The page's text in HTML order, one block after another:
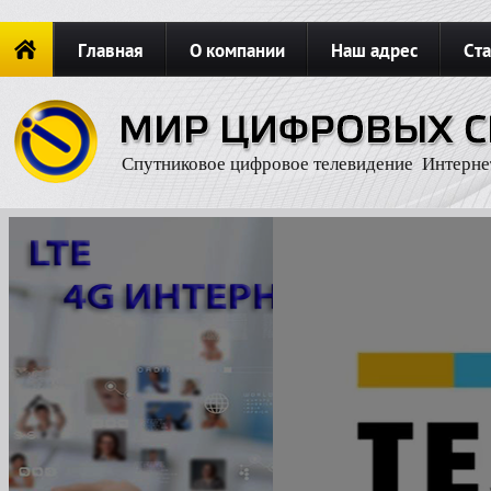
Главная О компании Наш адрес
Новости Карта сайта
Спутниковое цифровое телевидение